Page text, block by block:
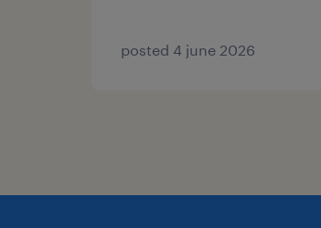
posted 4 june 2026